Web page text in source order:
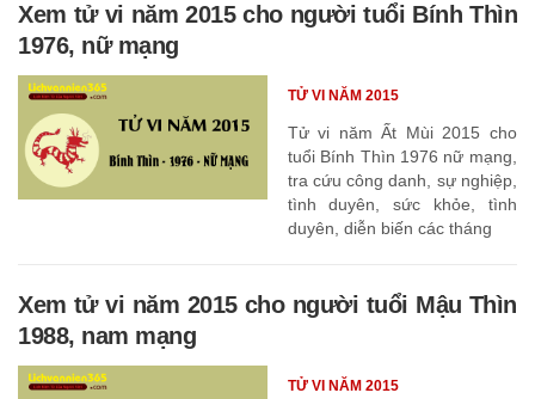
Xem tử vi năm 2015 cho người tuổi Bính Thìn
1976, nữ mạng
Tử vi năm Ất Mùi 2015 cho
tuổi Bính Thìn 1976 nữ mạng,
tra cứu công danh, sự nghiệp,
tình duyên, sức khỏe, tình
duyên, diễn biến các tháng
TỬ VI NĂM 2015
Xem tử vi năm 2015 cho người tuổi Mậu Thìn
1988, nam mạng
TỬ VI NĂM 2015